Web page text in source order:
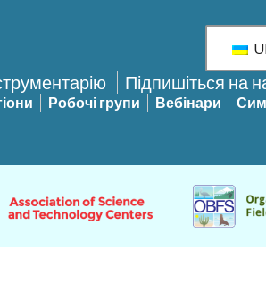
Підпишіться на
Робочі групи Вебінари